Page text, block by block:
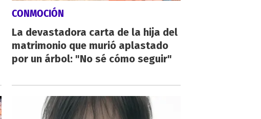
CONMOCIÓN
La devastadora carta de la hija del
matrimonio que murió aplastado
por un árbol: "No sé cómo seguir"